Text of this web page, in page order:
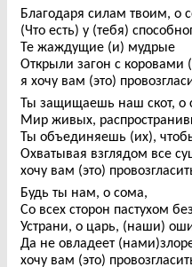
Благодаря силам твоим, о
(Что есть) у (тебя)
Те жаждущие (и) мудрые
Открыли загон с
я хочу вам (это)
Ты защищаешь наш скот, о
Мир живых,
Ты объединяешь (их),
Охватывая взглядом все
хочу вам (это)
Будь ты нам, о сома,
Со всех сторон пастухом
Устрани, о царь, (наши)
Да не овладеет
хочу вам (это)